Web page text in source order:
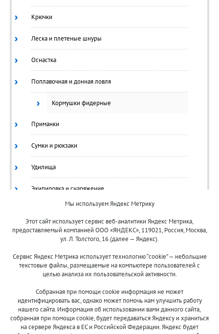
Крючки
Леска и плетеные шнуры
Оснастка
Поплавочная и донная ловля
Кормушки фидерные
Приманки
Сумки и рюкзаки
Удилища
Экипировка и снаряжение
© 2013-2024 "Волжские приманки"
8 (800)
500-7844
Мы используем Яндекс Метрику
Этот сайт использует сервис веб-аналитики Яндекс Метрика,
предоставляемый компанией ООО «ЯНДЕКС», 119021, Россия, Москва,
ул. Л. Толстого, 16 (далее — Яндекс).
Сервис Яндекс Метрика использует технологию “cookie” — небольшие
текстовые файлы, размещаемые на компьютере пользователей с
целью анализа их пользовательской активности.
Собранная при помощи cookie информация не может
идентифицировать вас, однако может помочь нам улучшить работу
нашего сайта. Информация об использовании вами данного сайта,
собранная при помощи cookie, будет передаваться Яндексу и храниться
на сервере Яндекса в ЕС и Российской Федерации. Яндекс будет